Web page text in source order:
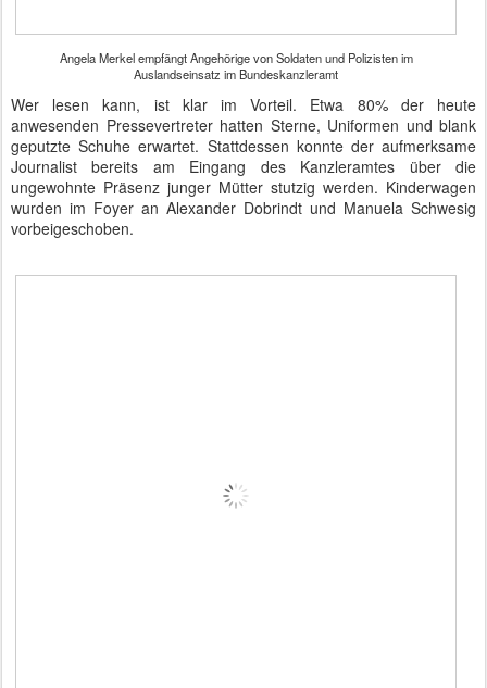
Angela Merkel empfängt Angehörige von Soldaten und Polizisten im
Auslandseinsatz im Bundeskanzleramt
Wer lesen kann, ist klar im Vorteil. Etwa 80% der heute
anwesenden Pressevertreter hatten Sterne, Uniformen und blank
geputzte Schuhe erwartet. Stattdessen konnte der aufmerksame
Journalist bereits am Eingang des Kanzleramtes über die
ungewohnte Präsenz junger Mütter stutzig werden. Kinderwagen
wurden im Foyer an Alexander Dobrindt und Manuela Schwesig
vorbeigeschoben.